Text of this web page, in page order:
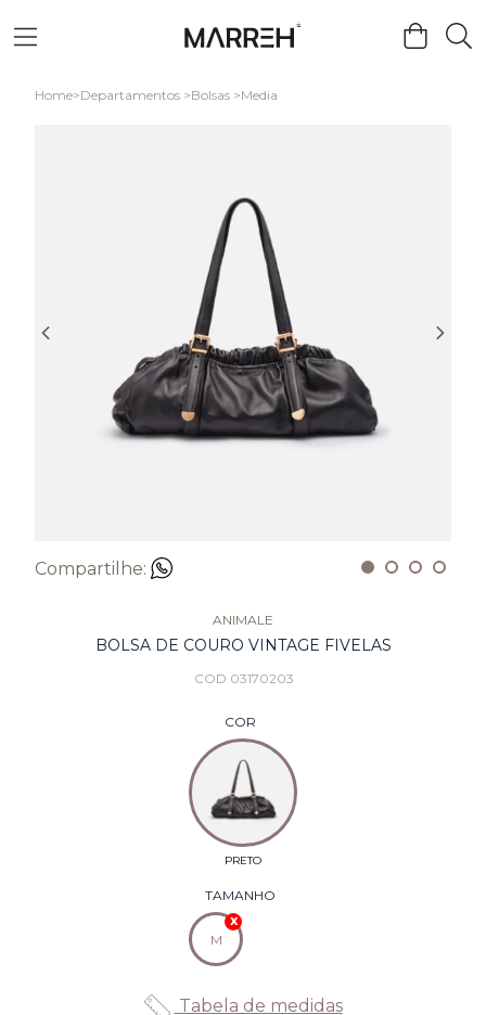
Home Departamentos Bolsas Media
Compartilhe:
ANIMALE
BOLSA DE COURO VINTAGE FIVELAS
COD 03170203
COR
TAMANHO
M
Tabela de medidas